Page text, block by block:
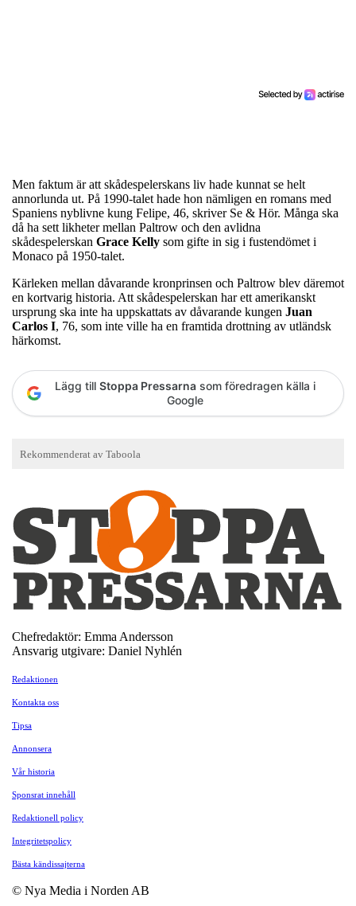
Men faktum är att skådespelerskans liv hade kunnat se helt
annorlunda ut. På 1990-talet hade hon nämligen en romans med
Spaniens nyblivne kung Felipe, 46, skriver Se & Hör. Många ska
då ha sett likheter mellan Paltrow och den avlidna
skådespelerskan Grace Kelly som gifte in sig i fustendömet i
Monaco på 1950-talet.
Kärleken mellan dåvarande kronprinsen och Paltrow blev däremot
en kortvarig historia. Att skådespelerskan har ett amerikanskt
ursprung ska inte ha uppskattats av dåvarande kungen Juan
Carlos I, 76, som inte ville ha en framtida drottning av utländsk
härkomst.
Lägg till Stoppa Pressarna som föredragen källa i
Google
Chefredaktör: Emma Andersson
Ansvarig utgivare: Daniel Nyhlén
Redaktionen
Kontakta oss
Tipsa
Annonsera
Vår historia
Sponsrat innehåll
Redaktionell policy
Integritetspolicy
Bästa kändissajterna
© Nya Media i Norden AB